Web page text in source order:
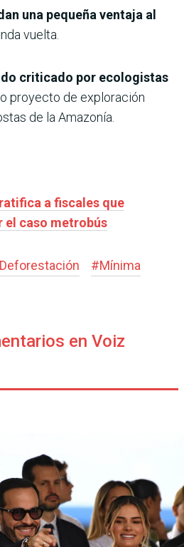
una pequeña ventaja al
vuelta.
criticado por ecologistas
proyecto de exploración
de la Amazonía.
a fiscales que
el caso metrobús
Deforestación #Mínima
en Voiz